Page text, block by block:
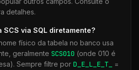
detalhes.
SCS via SQL diretamente?
físico da tabela no banco usa
geralmente SCS010 (onde 010 é
Sempre filtre por D_E_L_E_T_
=